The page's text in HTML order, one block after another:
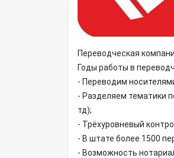
Переводческая
Годы работы в
- Переводим
- Разделяем тематики
тд);
- Трёхуровневый
- В штате более 1500
- Возможность